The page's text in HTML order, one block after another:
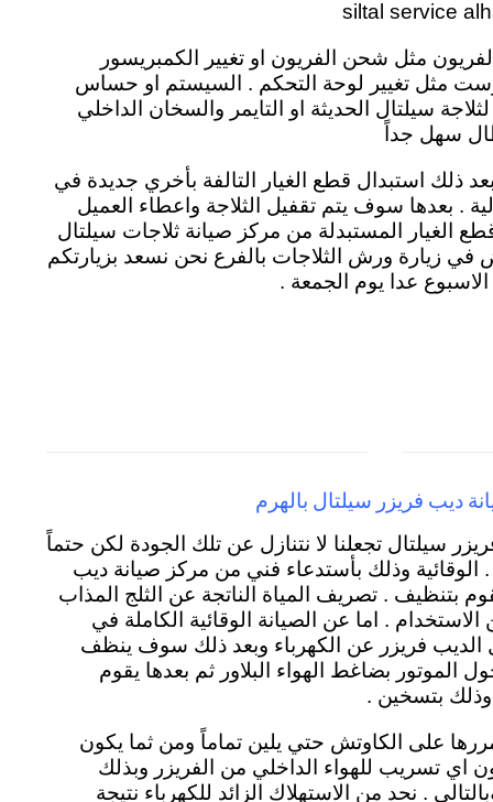
مثل شحن الفريون او تغيير الكمبريسور
مثل تغيير لوحة التحكم . السيستم او حساس
سيلتال الحديثة او التايمر والسخان الداخلي
سهل جداً
ذلك استبدال قطع الغيار التالفة بأخري جديدة في
منزلية . بعدها سوف يتم تقفيل الثلاجة واعطاء العميل
الغيار المستبدلة من مركز صيانة ثلاجات سيلتال
في زيارة ورش الثلاجات بالفرع نحن نسعد بزيارتكم
عدا يوم الجمعة .
ديب فريزر سيلتال بالهرم
سيلتال تجعلنا لا نتنازل عن تلك الجودة لكن حتماً
. الوقائية وذلك بأستدعاء فني من مركز صيانة ديب
بتنظيف . تصريف المياة الناتجة عن الثلج المذاب
. اما عن الصيانة الوقائية الكاملة في
الديب فريزر عن الكهرباء وبعد ذلك سوف ينظف
الموتور بضاغط الهواء البلاور ثم بعدها يقوم
بتسخين .
على الكاوتش حتي يلين تماماً ومن ثما يكون
اي تسريب للهواء الداخلي من الفريزر وبذلك
. نحد من الاستهلاك الزائد للكهرباء نتيجة